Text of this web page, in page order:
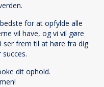
for at opfylde alle
vil have, og vi vil gøre
ser frem til at høre fra dig
dit ophold.